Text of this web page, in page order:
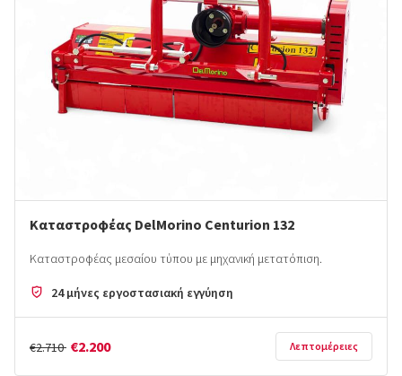
Καταστροφέας DelMorino Centurion 132
Καταστροφέας μεσαίου τύπου με μηχανική μετατόπιση.
24 μήνες εργοστασιακή εγγύηση
€2.710 €2.200 Λεπτομέρειες